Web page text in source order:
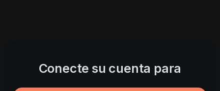
Conecte su cuenta para